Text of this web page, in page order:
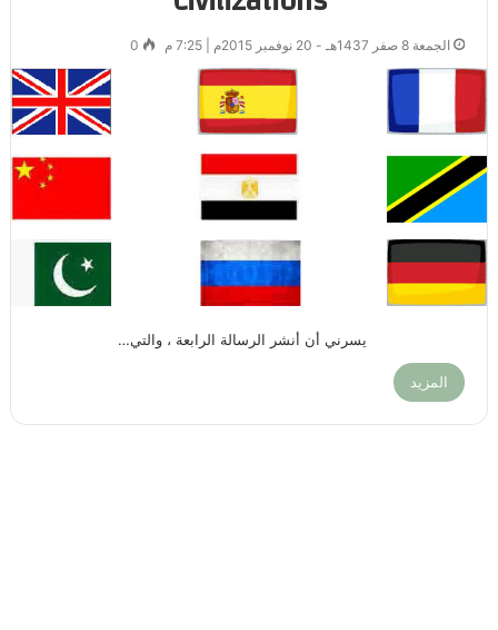
الجمعة 8 صفر 1437هـ - 20 نوفمبر 2015م | 7:25 م 0
يسرني أن أنشر الرسالة الرابعة ، والتي…
المزيد